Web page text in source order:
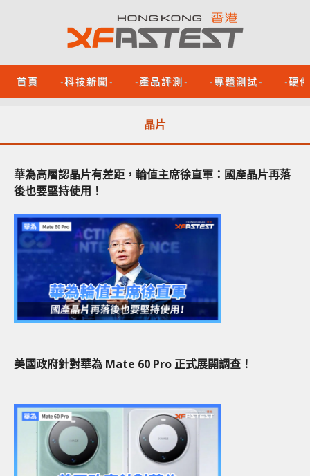
首頁 -科技新聞- -產品評測- -專題測試- -硬
晶片
華為高層認晶片有差距，輪值主席徐直軍：國產晶片再落
後也要堅持使用！
美國政府針對華為 Mate 60 Pro 正式展開調查！